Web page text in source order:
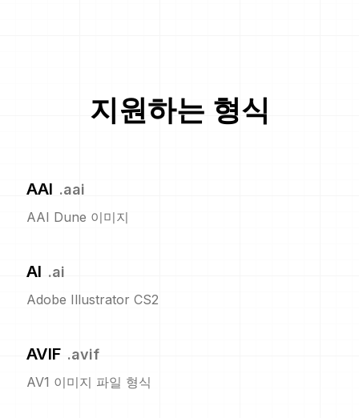
지원하는 형식
AAI .aai
AAI Dune 이미지
AI .ai
Adobe Illustrator CS2
AVIF .avif
AV1 이미지 파일 형식